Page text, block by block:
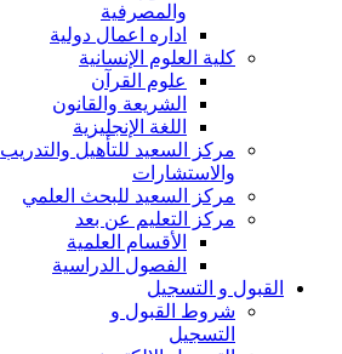
والمصرفية
اداره اعمال دولية
كلية العلوم الإنسانية
علوم القرآن
الشريعة والقانون
اللغة الإنجليزية
مركز السعيد للتأهيل والتدريب
والاستشارات
مركز السعيد للبحث العلمي
مركز التعليم عن بعد
الأقسام العلمية
الفصول الدراسية
القبول و التسجيل
شروط القبول و
التسجيل